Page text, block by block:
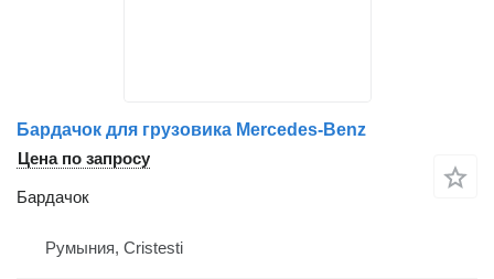
Бардачок для грузовика Mercedes-Benz
Цена по запросу
Бардачок
Румыния, Cristesti